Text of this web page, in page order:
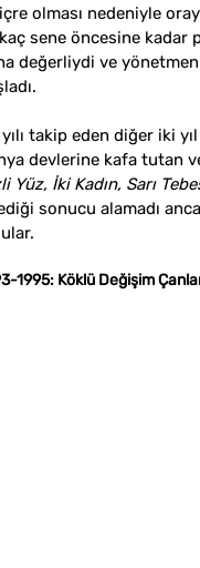
olması nedeniyle
sene öncesine kadar
değerliydi ve
takip eden diğer iki
devlerine kafa tutan
Yüz, İki Kadın, Sarı
sonucu alamadı
1995: Köklü Değişim